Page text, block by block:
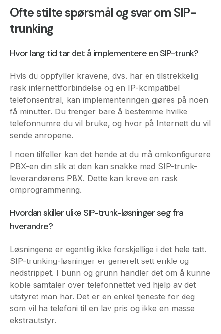
Hvor lang tid tar det å implementere en SIP-trunk?
rask internettforbindelse og en IP-kompatibel
få minutter. Du trenger bare å bestemme hvilke
telefonnumre du vil bruke, og hvor på Internett du vil
sende anropene.
I noen tilfeller kan det hende at du må omkonfigurere
PBX-en din slik at den kan snakke med SIP-trunk-
leverandørens PBX. Dette kan kreve en rask
omprogrammering.
Hvordan skiller ulike SIP-trunk-løsninger seg fra
hverandre?
Løsningene er egentlig ikke forskjellige i det hele tatt.
SIP-trunking-løsninger er generelt sett enkle og
koble samtaler over telefonnettet ved hjelp av det
utstyret man har. Det er en enkel tjeneste for deg
som vil ha telefoni til en lav pris og ikke en masse
ekstrautstyr.
Gjør en prissammenligning og gå gjennom ulike
leverandørers tilbud. Spør dem for eksempel hva
som skjer hvis internettforbindelsen din er nede, og